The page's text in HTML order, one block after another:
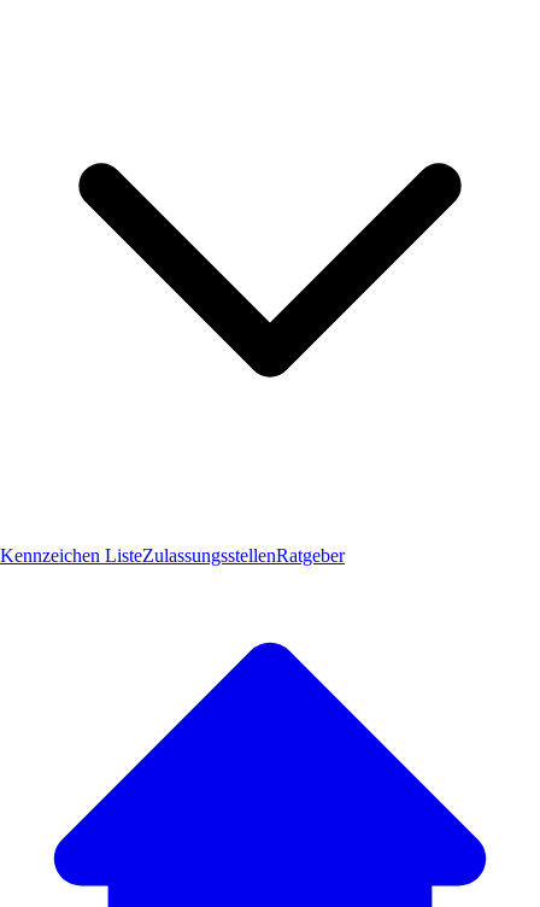
Kennzeichen ListeZulassungsstellenRatgeber